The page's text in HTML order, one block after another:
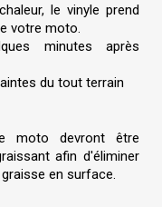
le vinyle prend
votre moto.
minutes après
du tout terrain
moto devront être
afin d'éliminer
en surface.